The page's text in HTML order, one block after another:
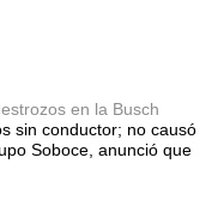
en la Busch
sin conductor; no causó
Soboce, anunció que